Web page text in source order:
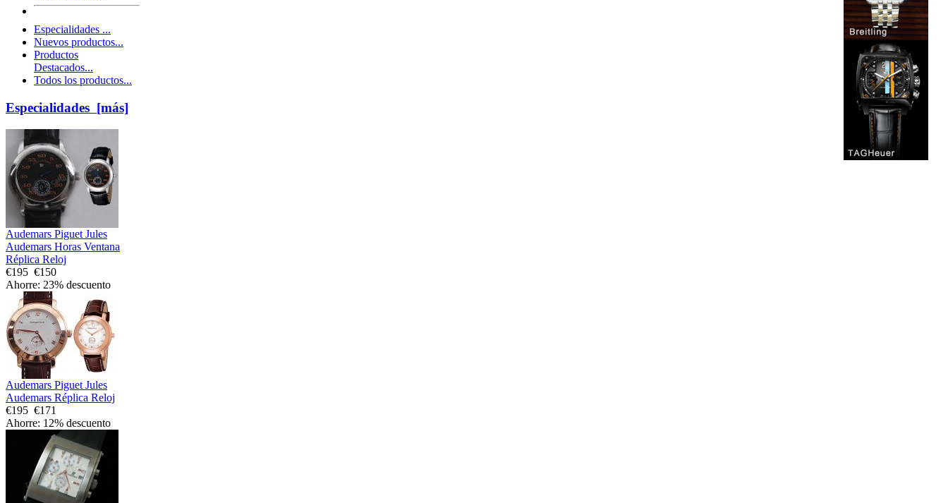
Especialidades ...
Nuevos productos...
Productos
Destacados...
Todos los productos...
Especialidades [más]
Audemars Piguet Jules
Audemars Horas Ventana
Réplica Reloj
€195 €150
Ahorre: 23% descuento
Audemars Piguet Jules
Audemars Réplica Reloj
€195 €171
Ahorre: 12% descuento